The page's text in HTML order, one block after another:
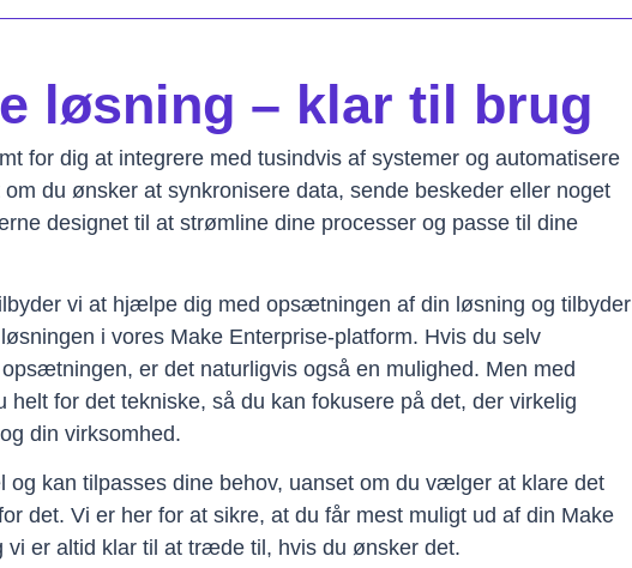
løsning – klar til brug
for dig at integrere med tusindvis af systemer og automatisere
du ønsker at synkronisere data, sende beskeder eller noget
designet til at strømline dine processer og passe til dine
vi at hjælpe dig med opsætningen af din løsning og tilbyder
i vores Make Enterprise-platform. Hvis du selv
er det naturligvis også en mulighed. Men med
for det tekniske, så du kan fokusere på det, der virkelig
din virksomhed.
og kan tilpasses dine behov, uanset om du vælger at klare det
det. Vi er her for at sikre, at du får mest muligt ud af din Make
vi er altid klar til at træde til, hvis du ønsker det.